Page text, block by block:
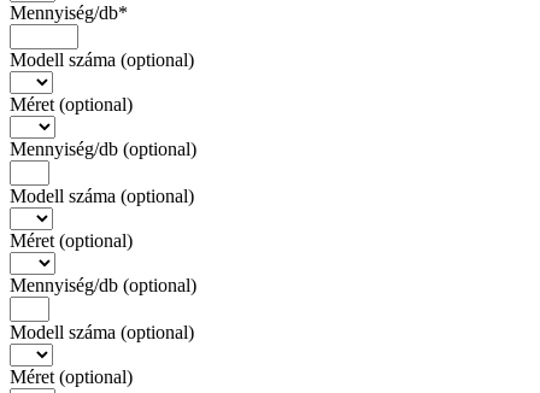
Mennyiség/db*
Modell száma (optional)
Méret (optional)
Mennyiség/db (optional)
Modell száma (optional)
Méret (optional)
Mennyiség/db (optional)
Modell száma (optional)
Méret (optional)